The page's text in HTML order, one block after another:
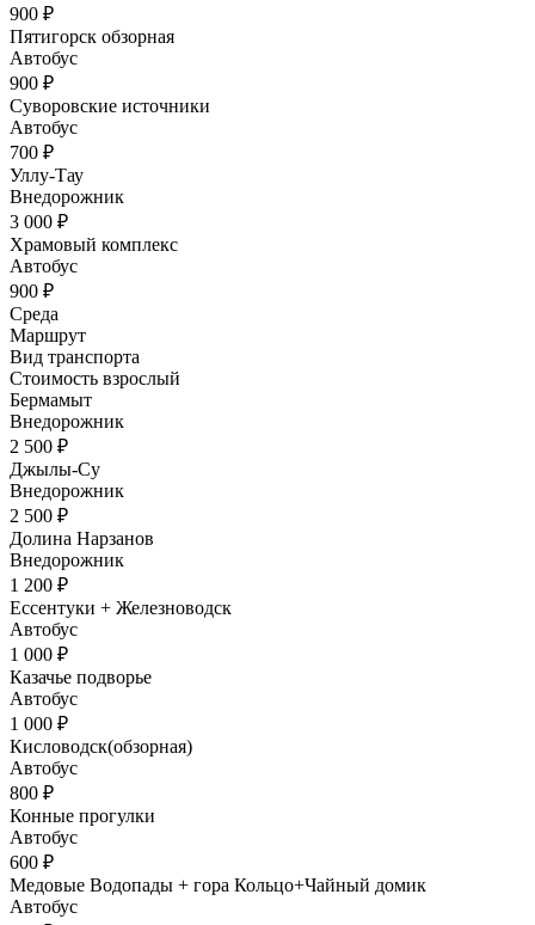
900 ₽
Пятигорск обзорная
Автобус
900 ₽
Суворовские источники
Автобус
700 ₽
Уллу-Тау
Внедорожник
3 000 ₽
Храмовый комплекс
Автобус
900 ₽
Среда
Маршрут
Вид транспорта
Стоимость взрослый
Бермамыт
Внедорожник
2 500 ₽
Джылы-Су
Внедорожник
2 500 ₽
Долина Нарзанов
Внедорожник
1 200 ₽
Ессентуки + Железноводск
Автобус
1 000 ₽
Казачье подворье
Автобус
1 000 ₽
Кисловодск(обзорная)
Автобус
800 ₽
Конные прогулки
Автобус
600 ₽
Медовые Водопады + гора Кольцо+Чайный домик
Автобус